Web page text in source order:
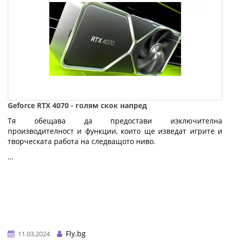
Geforce RTX 4070 - голям скок напред
Тя обещава да предостави изключителна
производителност и функции, които ще изведат игрите и
творческата работа на следващото ниво.
…
11.03.2024 Fly.bg